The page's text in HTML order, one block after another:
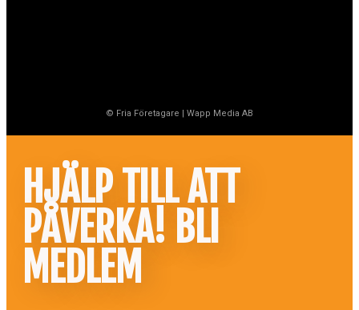
© Fria Företagare | Wapp Media AB
HJÄLP TILL ATT
PÅVERKA! BLI
MEDLEM